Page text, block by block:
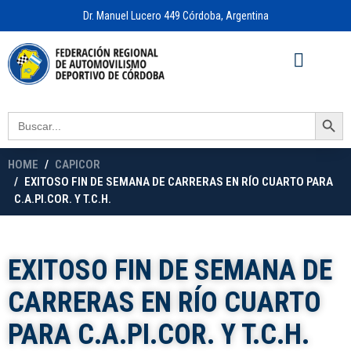
Dr. Manuel Lucero 449 Córdoba, Argentina
Search
for:
Search Button
HOME
CAPICOR
EXITOSO FIN DE SEMANA DE CARRERAS EN RÍO CUARTO PARA
C.A.PI.COR. Y T.C.H.
EXITOSO FIN DE SEMANA DE
CARRERAS EN RÍO CUARTO
PARA C.A.PI.COR. Y T.C.H.